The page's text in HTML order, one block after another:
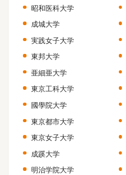
昭和医科大学
成城大学
実践女子大学
東邦大学
亜細亜大学
東京工科大学
國學院大学
東京都市大学
東京女子大学
成蹊大学
明治学院大学